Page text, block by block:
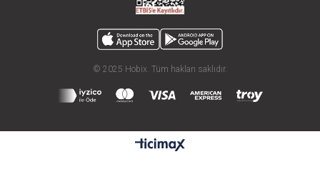
© 2025 Hobix. Tüm hakları saklıdır.